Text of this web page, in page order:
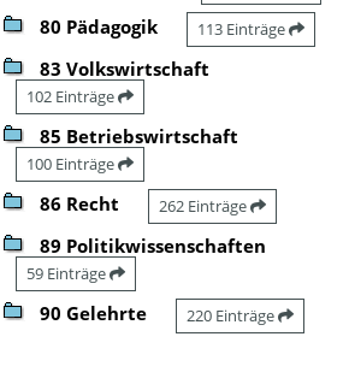
80 Pädagogik 113 Einträge
83 Volkswirtschaft
102 Einträge
85 Betriebswirtschaft
100 Einträge
86 Recht 262 Einträge
89 Politikwissenschaften
59 Einträge
90 Gelehrte 220 Einträge